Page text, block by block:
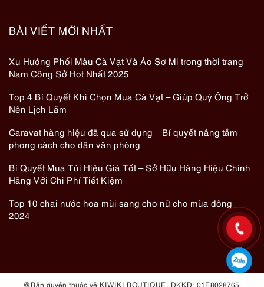
BÀI VIẾT MỚI NHẤT
Xu Hướng Phối Màu Cà Vạt Và Áo Sơ Mi trong thời trang
Nam Công Sở Hot Nhất 2025
Top 4 Bí Quyết Khi Chọn Mua Cà Vạt – Giúp Quý Ông Trở
Nên Lịch Lãm
Caravat hàng hiệu đã qua sử dụng – Bí quyết nâng tầm
phong cách cho dân văn phòng
Bí Quyết Mua Túi Hiệu Giá Tốt – Sở Hữu Hàng Hiệu Chính
Hãng Với Chi Phí Tiết Kiệm
Top 10 chai nước hoa mùi sang cho nữ cho mùa đông
2024
@ Bản quyền thuộc về KIWIKI BOUTIQUE. ĐKKD: 01E8028765